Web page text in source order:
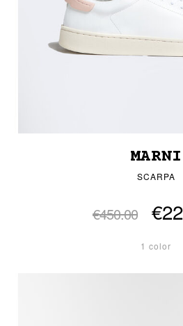
MARNI
SCARPA
€450.00
1 color